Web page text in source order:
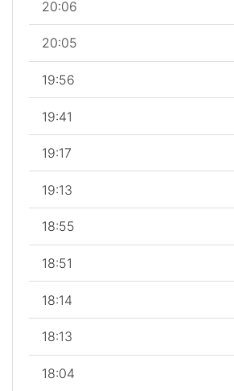
20:06
20:05
19:56
19:41
19:17
19:13
18:55
18:51
18:14
18:13
18:04